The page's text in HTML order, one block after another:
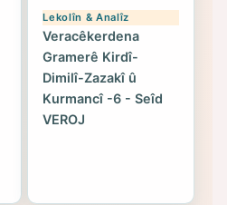
Lekolîn & Analîz
Veracêkerdena
Gramerê Kirdî-
Dimilî-Zazakî û
Kurmancî -6 - Seîd
VEROJ